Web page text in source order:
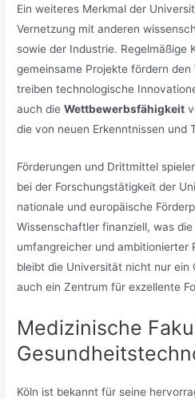
Ein weiteres Merkmal der
Vernetzung mit anderen
sowie der Industrie. Regelmäßige
gemeinsame Projekte fördern
treiben technologische
auch dieWettbewerbsfähigkeit
die von neuen Erkenntnissen und
Förderungen und Drittmittel
bei der Forschungstätigkeit der
nationale und europäische
Wissenschaftler finanziell, was
umfangreicher und ambitionierter
bleibt die Universität nicht nur ein
auch ein Zentrum für exzellente
Medizinische
Köln ist bekannt für seine